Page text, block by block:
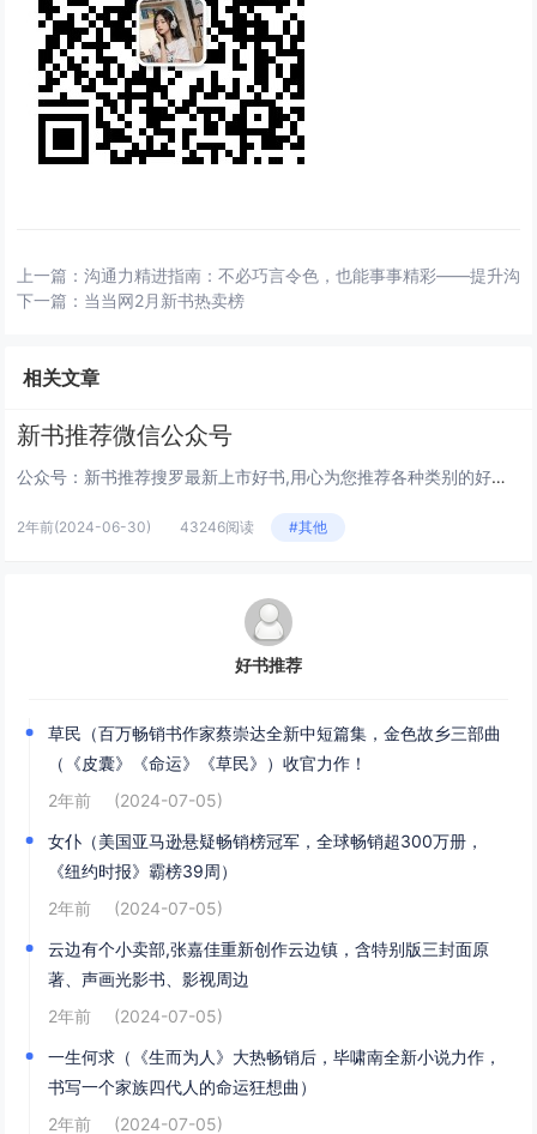
上一篇：沟通力精进指南：不必巧言令色，也能事事精彩——提升沟
下一篇： 当当网2月新书热卖榜
相关文章
新书推荐微信公众号
公众号：新书推荐搜罗最新上市好书,用心为您推荐各种类别的好书并说明推荐理由,好书推荐、畅销书推荐、新书推荐、励志好书、文...
2年前(2024-06-30) 43246阅读 #其他
好书推荐
草民（百万畅销书作家蔡崇达全新中短篇集，金色故乡三部曲
（《皮囊》《命运》《草民》）收官力作！
2年前
(2024-07-05)
女仆（美国亚马逊悬疑畅销榜冠军，全球畅销超300万册，
《纽约时报》霸榜39周）
2年前
(2024-07-05)
云边有个小卖部,张嘉佳重新创作云边镇，含特别版三封面原
著、声画光影书、影视周边
2年前
(2024-07-05)
一生何求（《生而为人》大热畅销后，毕啸南全新小说力作，
书写一个家族四代人的命运狂想曲）
2年前
(2024-07-05)